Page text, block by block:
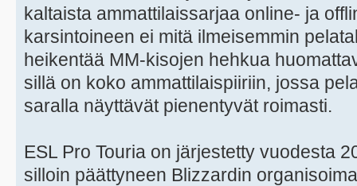
kaltaista ammattilaissarjaa online- ja
karsintoineen ei mitä ilmeisemmin
heikentää MM-kisojen hehkua
sillä on koko ammattilaispiiriin, jossa
saralla näyttävät pienentyvät roimasti.
ESL Pro Touria on järjestetty vuodesta
silloin päättyneen Blizzardin